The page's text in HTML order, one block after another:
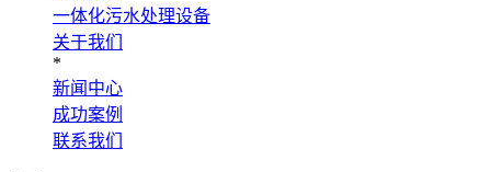
一体化污水处理设备
关于我们
*
新闻中心
成功案例
联系我们